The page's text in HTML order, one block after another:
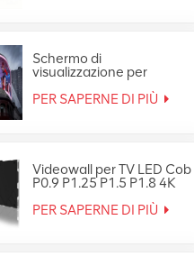
Schermo di
visualizzazione per
segnaletica digitale per
video wall LED
PER SAPERNE DI PIÙ
Videowall per TV LED Cob
P0.9 P1.25 P1.5 P1.8 4K
PER SAPERNE DI PIÙ